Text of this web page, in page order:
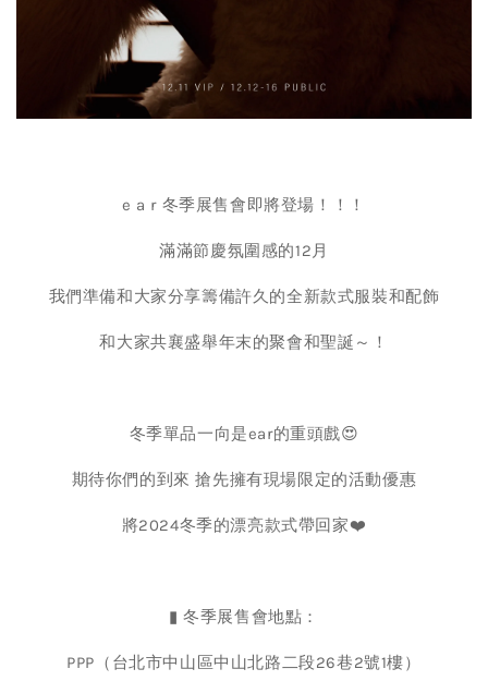
e a r 冬季展售會即將登場！！！
滿滿節慶氛圍感的12月
我們準備和大家分享籌備許久的全新款式服裝和配飾
和大家共襄盛舉年末的聚會和聖誕～！
冬季單品一向是ear的重頭戲😍
期待你們的到來 搶先擁有現場限定的活動優惠
將2024冬季的漂亮款式帶回家❤️
▮ 冬季展售會地點：
PPP（台北市中山區中山北路二段26巷2號1樓）